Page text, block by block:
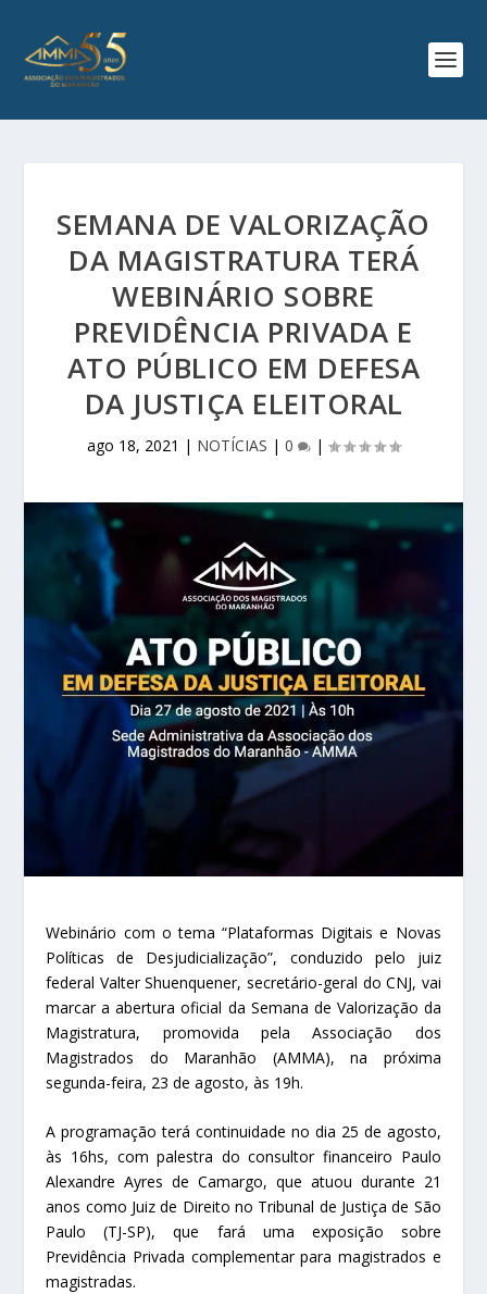
SEMANA DE VALORIZAÇÃO
DA MAGISTRATURA TERÁ
WEBINÁRIO SOBRE
PREVIDÊNCIA PRIVADA E
ATO PÚBLICO EM DEFESA
DA JUSTIÇA ELEITORAL
ago 18, 2021 | NOTÍCIAS | 0 |
Webinário com o tema “Plataformas Digitais e Novas
Políticas de Desjudicialização”, conduzido pelo juiz
federal Valter Shuenquener, secretário-geral do CNJ, vai
marcar a abertura oficial da Semana de Valorização da
Magistratura, promovida pela Associação dos
Magistrados do Maranhão (AMMA), na próxima
segunda-feira, 23 de agosto, às 19h.
A programação terá continuidade no dia 25 de agosto,
às 16hs, com palestra do consultor financeiro Paulo
Alexandre Ayres de Camargo, que atuou durante 21
anos como Juiz de Direito no Tribunal de Justiça de São
Paulo (TJ-SP), que fará uma exposição sobre
Previdência Privada complementar para magistrados e
magistradas.